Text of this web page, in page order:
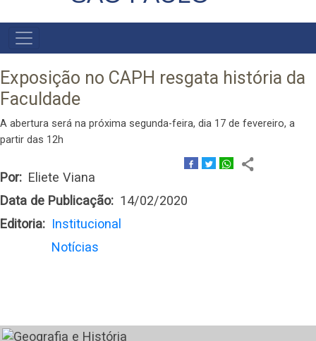
NAVEGADOR
PRINCIPAL
Exposição no CAPH resgata história da
Faculdade
A abertura será na próxima segunda-feira, dia 17 de fevereiro, a
partir das 12h
Por
Eliete Viana
Data de Publicação
14/02/2020
Editoria
Institucional
Notícias